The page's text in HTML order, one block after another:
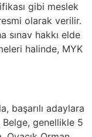
gibi meslek
olarak verilir.
sınav hakkı elde
halinde, MYK
başarılı adaylara
genellikle 5